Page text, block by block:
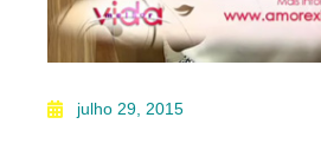
julho 29, 2015